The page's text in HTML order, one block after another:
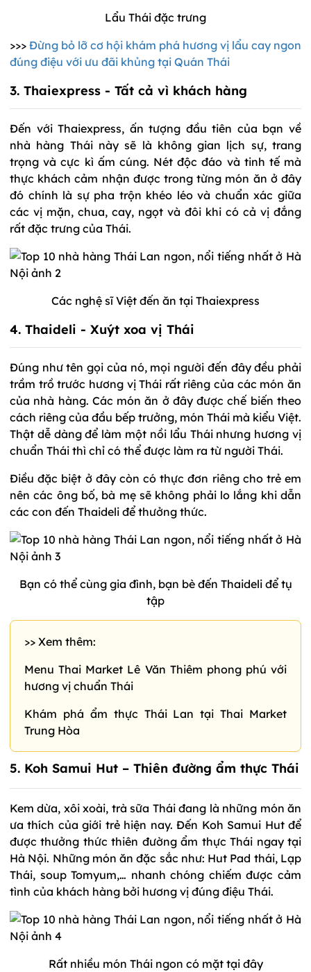
Lẩu Thái đặc trưng
>>> Đừng bỏ lỡ cơ hội khám phá hương vị lẩu cay ngon
đúng điệu với ưu đãi khủng tại Quán Thái
3. Thaiexpress - Tất cả vì khách hàng
Đến với Thaiexpress, ấn tượng đầu tiên của bạn về
nhà hàng Thái này sẽ là không gian lịch sự, trang
trọng và cực kì ấm cúng. Nét độc đáo và tinh tế mà
thực khách cảm nhận được trong từng món ăn ở đây
đó chính là sự pha trộn khéo léo và chuẩn xác giữa
các vị mặn, chua, cay, ngọt và đôi khi có cả vị đắng
rất đặc trưng của Thái.
Các nghệ sĩ Việt đến ăn tại Thaiexpress
4. Thaideli - Xuýt xoa vị Thái
Đúng như tên gọi của nó, mọi người đến đây đều phải
trầm trồ trước hương vị Thái rất riêng của các món ăn
của nhà hàng. Các món ăn ở đây được chế biến theo
cách riêng của đầu bếp trưởng, món Thái mà kiểu Việt.
Thật dễ dàng để làm một nồi lẩu Thái nhưng hương vị
chuẩn Thái thì chỉ có thể được làm ra từ người Thái.
Điều đặc biệt ở đây còn có thực đơn riêng cho trẻ em
nên các ông bố, bà mẹ sẽ không phải lo lắng khi dẫn
các con đến Thaideli để thưởng thức.
Bạn có thể cùng gia đình, bạn bè đến Thaideli để tụ
tập
>> Xem thêm:
Menu Thai Market Lê Văn Thiêm phong phú với
hương vị chuẩn Thái
Khám phá ẩm thực Thái Lan tại Thai Market
Trung Hòa
5. Koh Samui Hut – Thiên đường ẩm thực Thái
Kem dừa, xôi xoài, trà sữa Thái đang là những món ăn
ưa thích của giới trẻ hiện nay. Đến Koh Samui Hut để
được thưởng thức thiên đường ẩm thực Thái ngay tại
Hà Nội. Những món ăn đặc sắc như: Hut Pad thái, Lạp
Thái, soup Tomyum,… nhanh chóng chiếm được cảm
tình của khách hàng bởi hương vị đúng điệu Thái.
Rất nhiều món Thái ngon có mặt tại đây